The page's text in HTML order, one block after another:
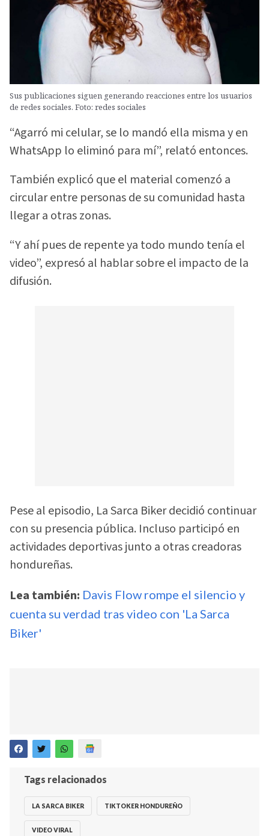
Sus publicaciones siguen generando reacciones entre los usuarios
de redes sociales. Foto: redes sociales
“Agarró mi celular, se lo mandó ella misma y en
WhatsApp lo eliminó para mí”, relató entonces.
También explicó que el material comenzó a
circular entre personas de su comunidad hasta
llegar a otras zonas.
“Y ahí pues de repente ya todo mundo tenía el
video”, expresó al hablar sobre el impacto de la
difusión.
Pese al episodio, La Sarca Biker decidió continuar
con su presencia pública. Incluso participó en
actividades deportivas junto a otras creadoras
hondureñas.
Lea también: Davis Flow rompe el silencio y
cuenta su verdad tras video con 'La Sarca
Biker'
Tags relacionados
LA SARCA BIKER TIKTOKER HONDUREÑO
VIDEO VIRAL